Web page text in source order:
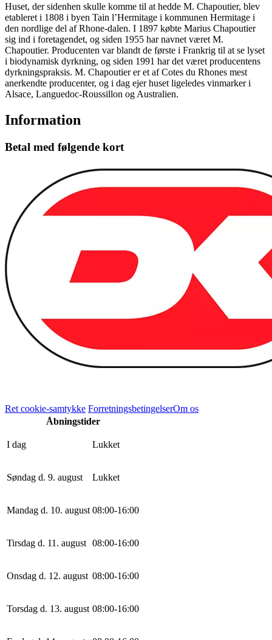
Huset, der sidenhen skulle komme til at hedde M. Chapoutier, blev
etableret i 1808 i byen Tain l’Hermitage i kommunen Hermitage i
den nordlige del af Rhone-dalen. I 1897 købte Marius Chapoutier
sig ind i foretagendet, og siden 1955 har navnet været M.
Chapoutier. Producenten var blandt de første i Frankrig til at se lyset
i biodynamisk dyrkning, og siden 1991 har det været producentens
dyrkningspraksis. M. Chapoutier er et af Cotes du Rhones mest
anerkendte producenter, og i dag ejer huset ligeledes vinmarker i
Alsace, Languedoc-Roussillon og Australien.
Information
Betal med følgende kort
Ret cookie-samtykke ForretningsbetingelserOm os
Åbningstider
I dag Lukket
Søndag d. 9. august Lukket
Mandag d. 10. august 08:00-16:00
Tirsdag d. 11. august 08:00-16:00
Onsdag d. 12. august 08:00-16:00
Torsdag d. 13. august 08:00-16:00